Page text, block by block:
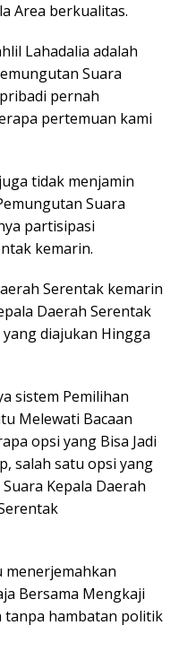
Area berkualitas.
Lahadalia adalah
Suara
pernah
pertemuan kami
tidak menjamin
Suara
partisipasi
kemarin.
Serentak kemarin
Daerah Serentak
diajukan Hingga
sistem Pemilihan
Melewati Bacaan
opsi yang Bisa Jadi
salah satu opsi yang
Kepala Daerah
menerjemahkan
Bersama Mengkaji
tanpa hambatan politik